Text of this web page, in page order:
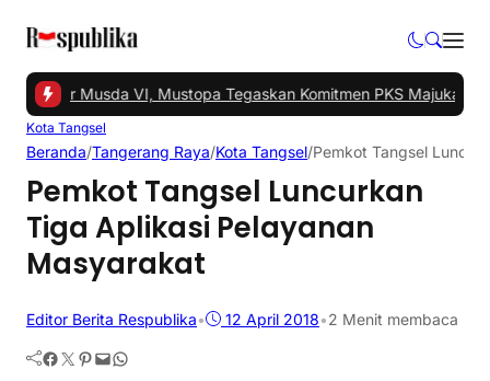
Gelar Musda VI, Mustopa Tegaskan Komitmen PKS Majukan
Kota Tangsel
Beranda/Tangerang Raya/Kota Tangsel/Pemkot Tangsel
Pemkot Tangsel Luncurkan
Tiga Aplikasi Pelayanan
Masyarakat
Editor Berita Respublika• 12 April 2018•2 Menit membaca
Facebook Twitter Pinterest Mail WhatsApp